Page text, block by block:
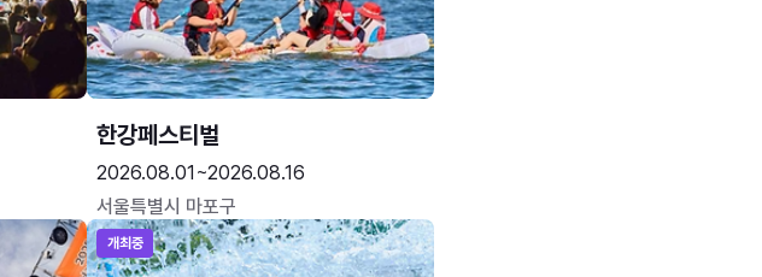
한강페스티벌
2026.08.01~2026.08.16
서울특별시 마포구
개최중